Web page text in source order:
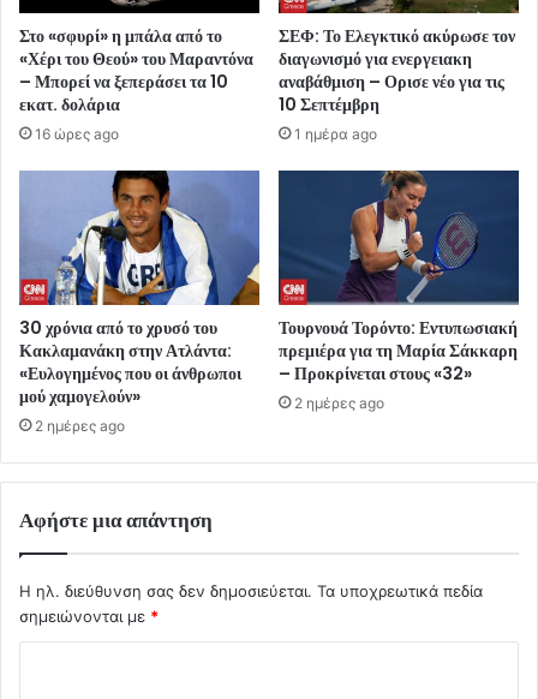
Στο «σφυρί» η μπάλα από το
«Χέρι του Θεού» του Μαραντόνα
– Μπορεί να ξεπεράσει τα 10
εκατ. δολάρια
16 ώρες ago
ΣΕΦ: Το Ελεγκτικό ακύρωσε τον
διαγωνισμό για ενεργειακη
αναβάθμιση – Ορισε νέο για τις
10 Σεπτέμβρη
1 ημέρα ago
30 χρόνια από το χρυσό του
Κακλαμανάκη στην Ατλάντα:
«Ευλογημένος που οι άνθρωποι
μού χαμογελούν»
2 ημέρες ago
Τουρνουά Τορόντο: Εντυπωσιακή
πρεμιέρα για τη Μαρία Σάκκαρη
– Προκρίνεται στους «32»
2 ημέρες ago
Αφήστε μια απάντηση
Η ηλ. διεύθυνση σας δεν δημοσιεύεται. Τα υποχρεωτικά πεδία
σημειώνονται με *